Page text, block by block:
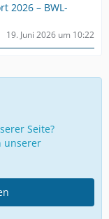
2026 – BWL-
19. Juni 2026 um 10:22
Seite?
unserer